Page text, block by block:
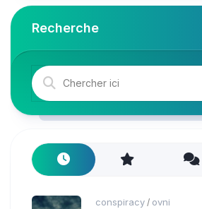
Recherche
conspiracy / ovni